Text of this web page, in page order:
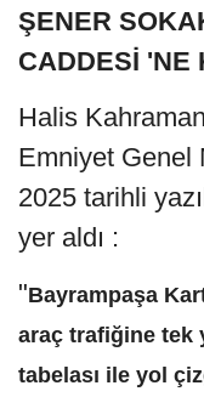
ŞENER
CADDESİ 'NE
Halis
Emniyet Genel
2025 tarihli
yer aldı :
"Bayrampaşa
araç trafiğine tek
tabelası ile yol